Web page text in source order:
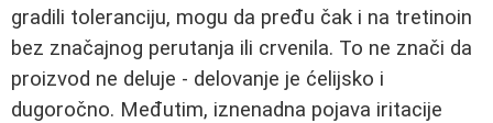
gradili toleranciju, mogu da pređu čak i na tretinoin
bez značajnog perutanja ili crvenila. To ne znači da
proizvod ne deluje - delovanje je ćelijsko i
dugoročno. Međutim, iznenadna pojava iritacije